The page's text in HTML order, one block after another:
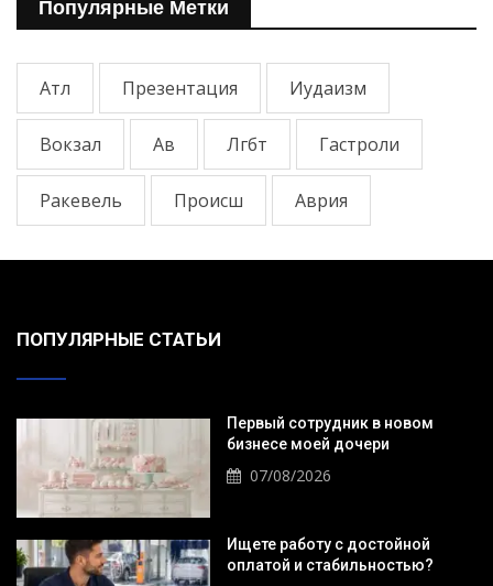
Популярные Метки
Атл Презентация Иудаизм
Вокзал Ав Лгбт Гастроли
Ракевель Происш Аврия
ПОПУЛЯРНЫЕ СТАТЬИ
Первый сотрудник в новом
бизнесе моей дочери
07/08/2026
Ищете работу с достойной
оплатой и стабильностью?